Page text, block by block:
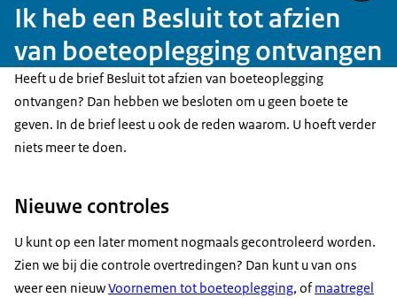
Ik heb een Besluit tot afzien
van boeteoplegging ontvangen
Heeft u de brief Besluit tot afzien van boeteoplegging
ontvangen? Dan hebben we besloten om u geen boete te
geven. In de brief leest u ook de reden waarom. U hoeft verder
niets meer te doen.
Nieuwe controles
U kunt op een later moment nogmaals gecontroleerd worden.
Zien we bij die controle overtredingen? Dan kunt u van ons
weer een nieuwVoornemen tot boeteoplegging, ofmaatregel